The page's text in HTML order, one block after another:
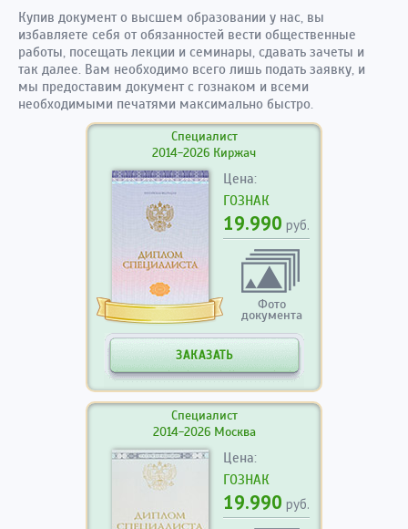
Купив документ о высшем образовании у нас, вы
избавляете себя от обязанностей вести общественные
работы, посещать лекции и семинары, сдавать зачеты и
так далее. Вам необходимо всего лишь подать заявку, и
мы предоставим документ с гознаком и всеми
необходимыми печатями максимально быстро.
Специалист
2014-2026 Киржач
Цена:
ГОЗНАК
19.990 руб.
Фото
документа
ЗАКАЗАТЬ
Специалист
2014-2026 Москва
Цена:
ГОЗНАК
19.990 руб.